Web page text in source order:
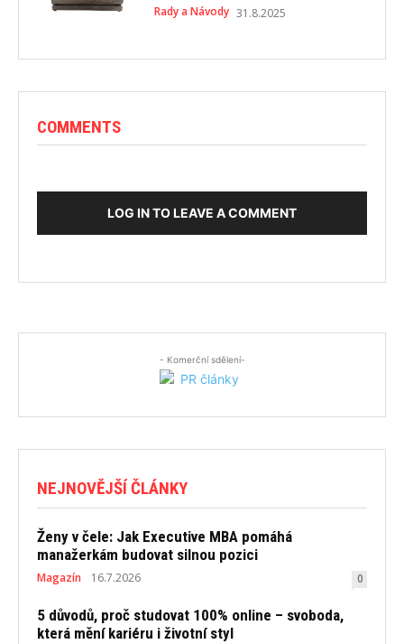
Rady a Návody 31.8.2025
COMMENTS
LOG IN TO LEAVE A COMMENT
- Komerční sdělení-
NEJNOVĚJŠÍ ČLÁNKY
Ženy v čele: Jak Executive MBA pomáhá
manažerkám budovat silnou pozici
Magazín 16.7.2026 0
5 důvodů, proč studovat 100% online – svoboda,
která mění kariéru i životní styl